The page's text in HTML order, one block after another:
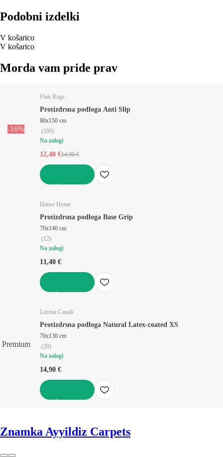
Podobni izdelki
V košarico
V košarico
Morda vam pride prav
-16%
Flair Rugs
Protizdrsna podloga Anti Slip
80x150 cm
(109)
Na zalogi
12,40 €14,90 €
Hanse Home
Protizdrsna podloga Base Grip
70x140 cm
(12)
Na zalogi
11,40 €
Premium
Lorena Canals
Protizdrsna podloga Natural Latex-coated XS
70x130 cm
(20)
Na zalogi
14,90 €
Znamka Ayyildiz Carpets